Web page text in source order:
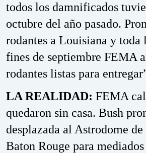
todos los damnificados
octubre del año pasado.
rodantes a Louisiana y
fines de septiembre FEMA
rodantes listas para
LA REALIDAD: FEMA
quedaron sin casa. Bush
desplazada al Astrodome
Baton Rouge para